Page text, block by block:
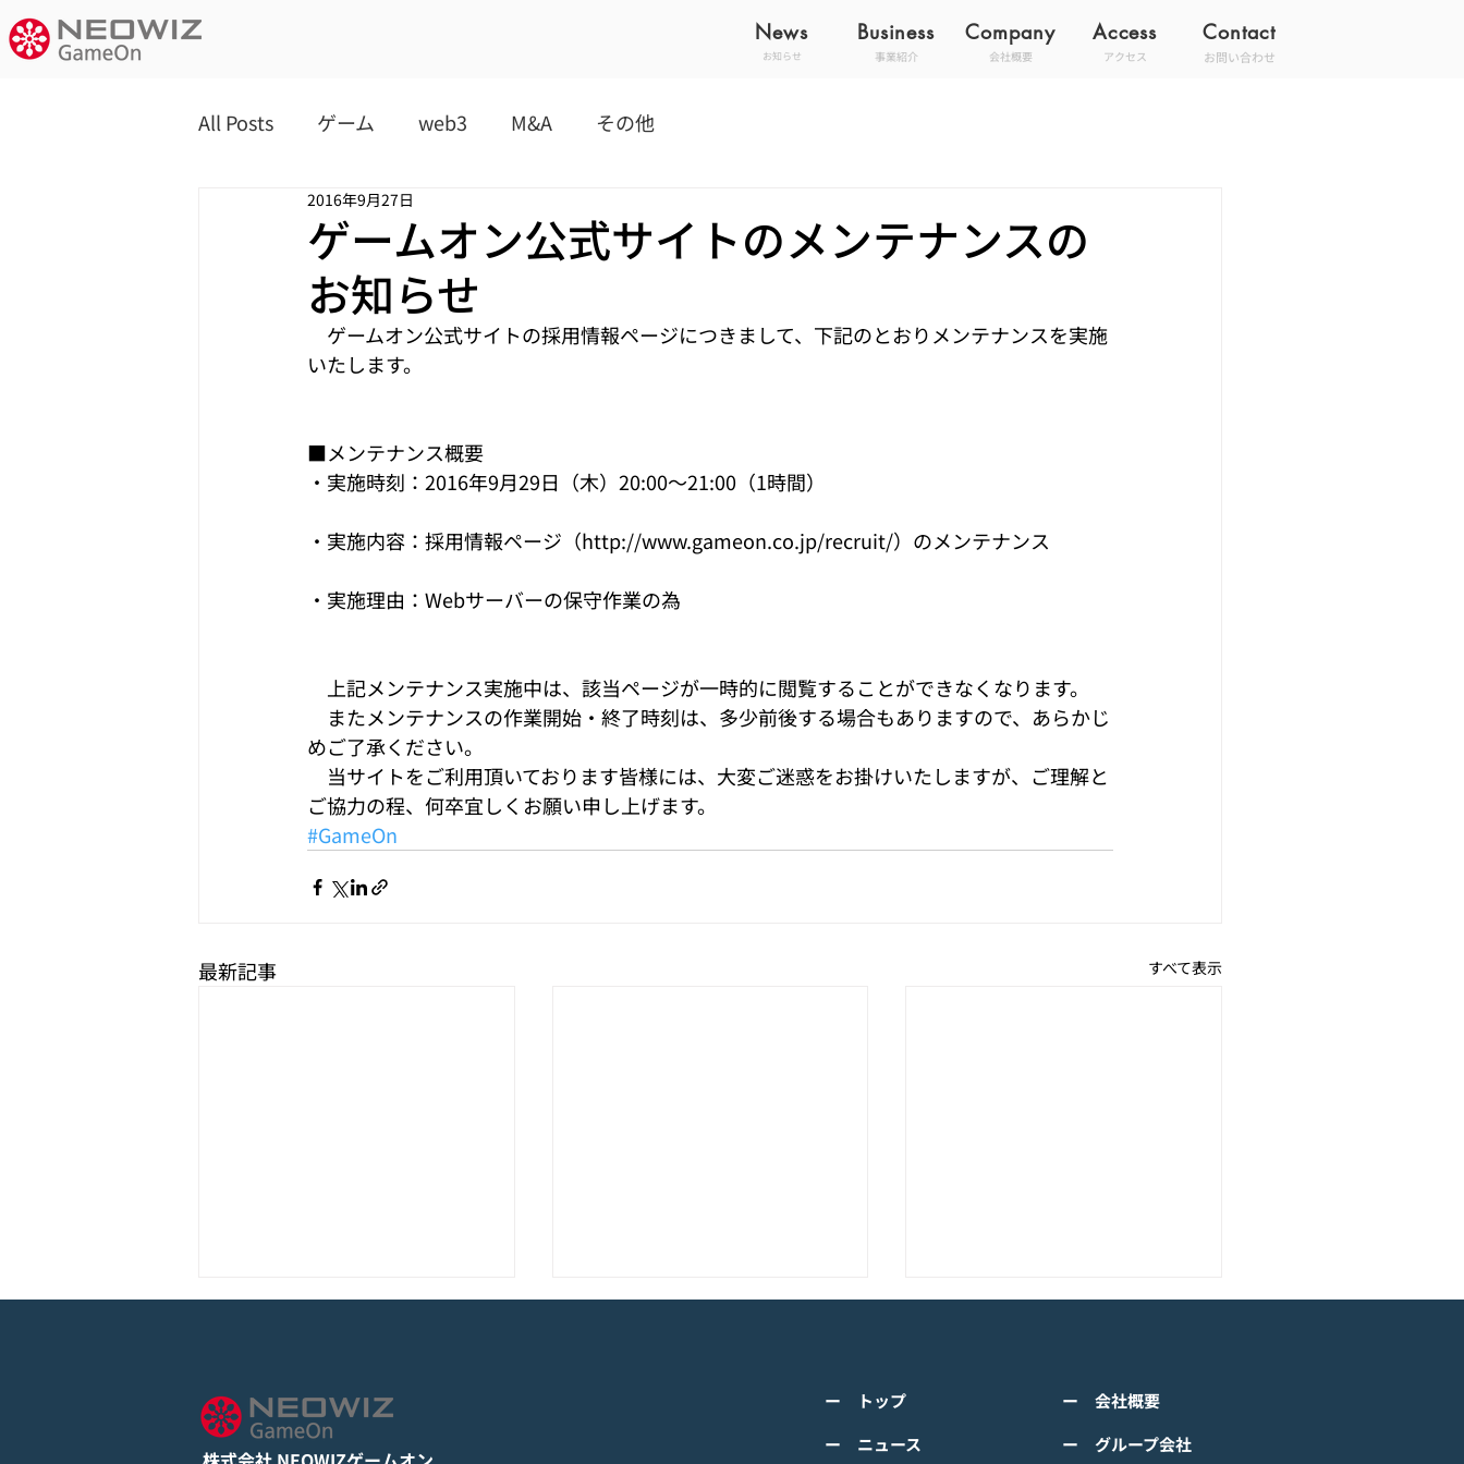
News Business
お知らせ 事業紹介
Access Contact
アクセス お問い合わせ
Company
会社概要
All Posts ゲーム web3 M&A その他
ゲームオン公式サイトのメンテナンスの
お知らせ
2016年9月27日
ゲームオン公式サイトの採用情報ページにつきまして、下記のとおりメンテナンスを実施
いたします。
■メンテナンス概要
・実施時刻：2016年9月29日（木）20:00～21:00（1時間）
・実施内容：採用情報ページ（http://www.gameon.co.jp/recruit/）のメンテナンス
・実施理由：Webサーバーの保守作業の為
上記メンテナンス実施中は、該当ページが一時的に閲覧することができなくなります。
またメンテナンスの作業開始・終了時刻は、多少前後する場合もありますので、あらかじ
めご了承ください。
当サイトをご利用頂いております皆様には、大変ご迷惑をお掛けいたしますが、ご理解と
ご協力の程、何卒宜しくお願い申し上げます。
#GameOn
最新記事 すべて表示
けて正式リリース！
詳しくは下記PDFをご確認くださ
い。 【ゲームオン プレスリリ
ース】 モバイル新作『ぼのぼの
超伝導体！最高のスリックバ
ス】 K-POPアイドル応援アプリ
のぼの なにしてる？』<span
class="space"></span>グロ
詳しくは下記PDFをご確認くださ
い。 【ゲームオン プレスリリ
ース】 TVアニメーション 『ぼの
ー トップ
ー ニュース
ー 会社概要
ー グループ会社